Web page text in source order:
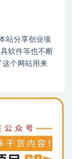
站分享创业项
软件等也不断
这个网站用来